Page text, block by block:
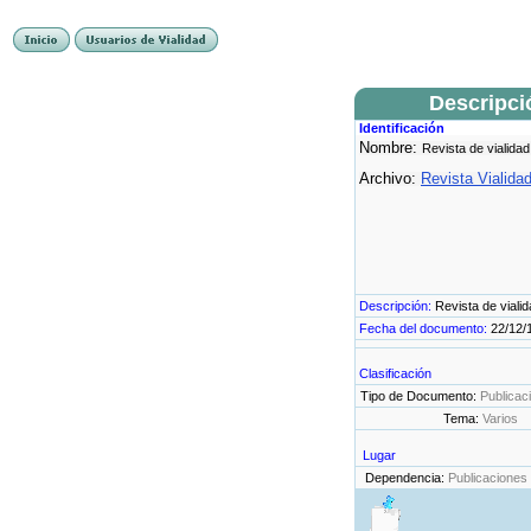
Identificación
Nombre: Revista de vialidad
Archivo: Revista
Descripción: Revista de
Fecha del documento: 22/12/
Clasificación
Tipo de Documento:
Tema: Varios
Lugar
Dependencia: Publicaciones